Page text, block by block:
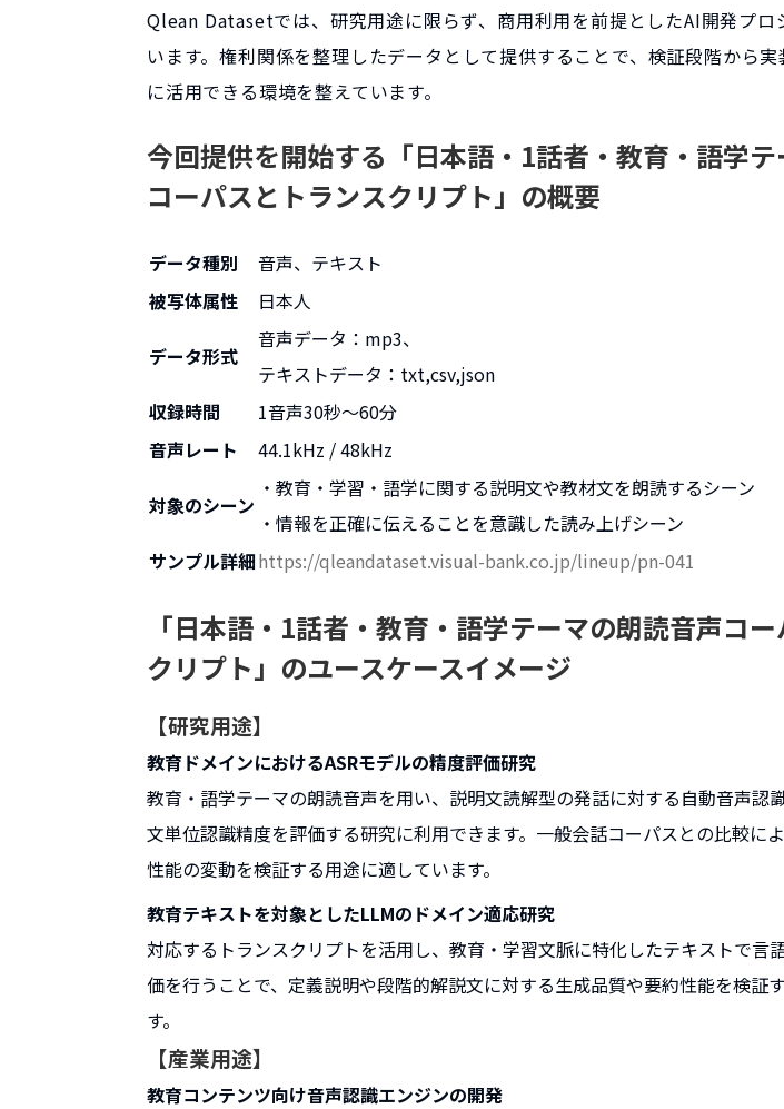
Qlean Datasetでは、研究用途に限らず、商用利用を前提としたAI開発プロ
います。権利関係を整理したデータとして提供することで、検証段階から
に活用できる環境を整えています。
今回提供を開始する「日本語・1話者・教育・語学
コーパスとトランスクリプト」の概要
データ種別
音声、テキスト
被写体属性
日本人
データ形式
音声データ：mp3、
テキストデータ：txt,csv,json
収録時間
1音声30秒〜60分
音声レート
44.1kHz / 48kHz
対象のシーン
・教育・学習・語学に関する説明文や教材文を朗読するシーン
・情報を正確に伝えることを意識した読み上げシーン
サンプル詳細https://qleandataset.visual-bank.co.jp/lineup/pn-041
「日本語・1話者・教育・語学テーマの朗読音声コ
クリプト」のユースケースイメージ
【研究用途】
教育ドメインにおけるASRモデルの精度評価研究
教育・語学テーマの朗読音声を用い、説明文読解型の発話に対する自動音声認
文単位認識精度を評価する研究に利用できます。一般会話コーパスとの比較に
性能の変動を検証する用途に適しています。
教育テキストを対象としたLLMのドメイン適応研究
対応するトランスクリプトを活用し、教育・学習文脈に特化したテキストで言
価を行うことで、定義説明や段階的解説文に対する生成品質や要約性能を検証
す。
【産業用途】
教育コンテンツ向け音声認識エンジンの開発